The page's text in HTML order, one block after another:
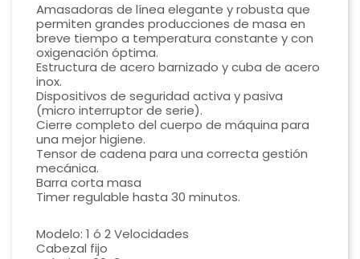
Amasadoras de línea elegante y robusta que
permiten grandes producciones de masa en
breve tiempo a temperatura constante y con
oxigenación óptima.
Estructura de acero barnizado y cuba de acero
inox.
Dispositivos de seguridad activa y pasiva
(micro interruptor de serie).
Cierre completo del cuerpo de máquina para
una mejor higiene.
Tensor de cadena para una correcta gestión
mecánica.
Barra corta masa
Timer regulable hasta 30 minutos.
Modelo: 1 ó 2 Velocidades
Cabezal fijo